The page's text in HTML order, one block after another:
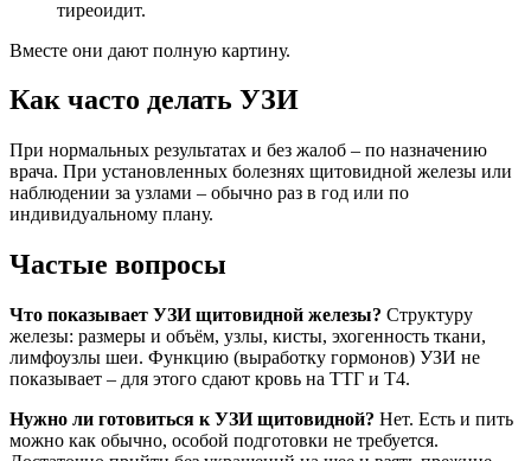
тиреоидит.
Вместе они дают полную картину.
Как часто делать УЗИ
При нормальных результатах и без жалоб – по назначению
врача. При установленных болезнях щитовидной железы или
наблюдении за узлами – обычно раз в год или по
индивидуальному плану.
Частые вопросы
Что показывает УЗИ щитовидной железы? Структуру
железы: размеры и объём, узлы, кисты, эхогенность ткани,
лимфоузлы шеи. Функцию (выработку гормонов) УЗИ не
показывает – для этого сдают кровь на ТТГ и Т4.
Нужно ли готовиться к УЗИ щитовидной? Нет. Есть и пить
можно как обычно, особой подготовки не требуется.